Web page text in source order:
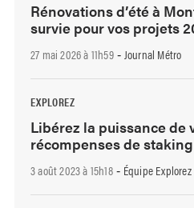
Rénovations d’été à
survie pour vos projets
27 mai 2026 à 11h59- Journal Métro
EXPLOREZ
Libérez la puissance de
récompenses de staking
3 août 2023 à 15h18- Équipe Explorez